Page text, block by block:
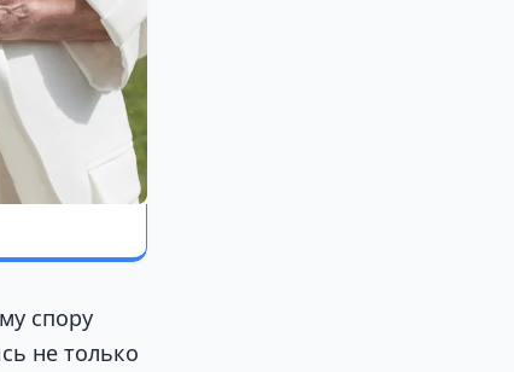
спору
не только